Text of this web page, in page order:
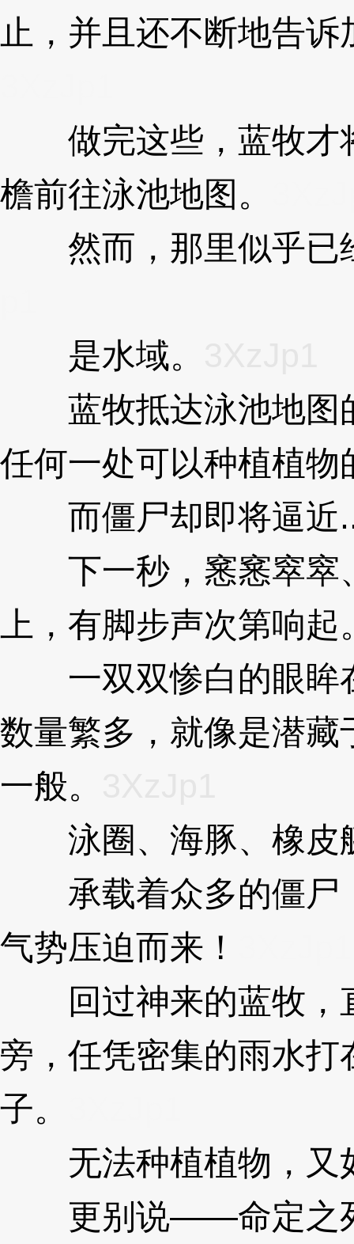
止，并且还不断地告
做完这些，蓝牧才
檐前往泳池地图。
然而，那里似乎已
是水域。
蓝牧抵达泳池地图
任何一处可以种植植物
而僵尸却即将逼近
下一秒，窸窸窣窣
上，有脚步声次第响起
一双双惨白的眼眸
数量繁多，就像是潜
一般。
泳圈、海豚、橡
承载着众多的僵尸
气势压迫而来！
回过神来的蓝牧，
旁，任凭密集的雨水
子。
无法种植植物，又
更别说——命定之死